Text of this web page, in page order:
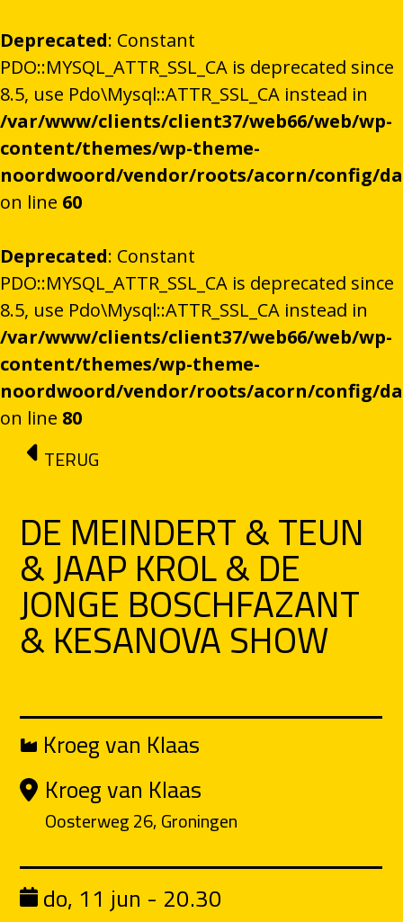
Deprecated: Constant
PDO::MYSQL_ATTR_SSL_CA is deprecated since
8.5, use Pdo\Mysql::ATTR_SSL_CA instead in
/var/www/clients/client37/web66/web/wp-
content/themes/wp-theme-
noordwoord/vendor/roots/acorn/config/
on line 60
Deprecated: Constant
PDO::MYSQL_ATTR_SSL_CA is deprecated since
8.5, use Pdo\Mysql::ATTR_SSL_CA instead in
/var/www/clients/client37/web66/web/wp-
content/themes/wp-theme-
noordwoord/vendor/roots/acorn/config/
on line 80
Ga naar de inhoud
TERUG
DE MEINDERT & TEUN
& JAAP KROL & DE
JONGE BOSCHFAZANT
& KESANOVA SHOW
Kroeg van Klaas
Kroeg van Klaas
Oosterweg 26, Groningen
do, 11 jun - 20.30